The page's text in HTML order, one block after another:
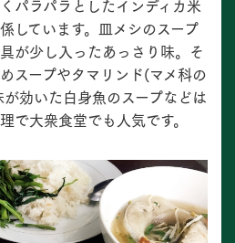
パラパラとしたインディカ米
しています。皿メシのスープ
が少し入ったあっさり味。そ
スープやタマリンド(マメ科の
効いた白身魚のスープなどは
で大衆食堂でも人気です。